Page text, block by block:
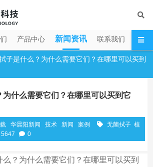
产品中心 新闻资讯 联系我们
子是什么？为什么需要它们？在哪里可以买到
为什么需要它们？在哪里可以买到它
华晨阳新闻 技术 新闻 案例 无菌拭子 植
5647 0
么？为什么需要它们？在哪里可以买到